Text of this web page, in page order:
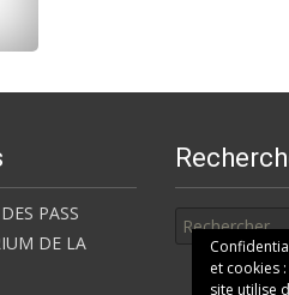
PASS
DE LA
et cookies :
site utilise